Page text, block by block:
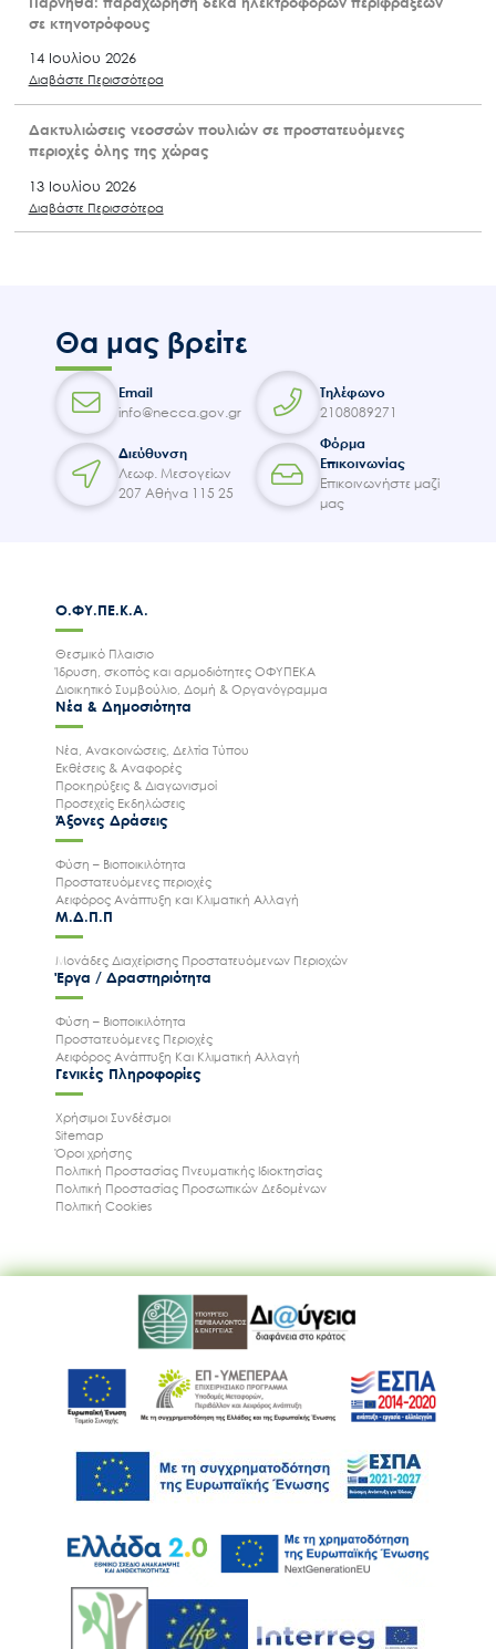
Ακολουθήστε μας
σε κτηνοτρόφους
14 Ιουλίου 2026
Διαβάστε Περισσότερα
Δακτυλιώσεις νεοσσών πουλιών σε προστατευόμενες
περιοχές όλης της χώρας
13 Ιουλίου 2026
Διαβάστε Περισσότερα
Θα μας βρείτε
Email
info@necca.gov.gr
Τηλέφωνο
2108089271
Διεύθυνση
Λεωφ. Μεσογείων
207 Αθήνα 115 25
Φόρμα
Επικοινωνίας
Επικοινωνήστε μαζί
μας
Ο.ΦΥ.ΠΕ.Κ.Α.
Θεσμικό Πλαισιο
Ίδρυση, σκοπός και αρμοδιότητες ΟΦΥΠΕΚΑ
Διοικητικό Συμβούλιο, Δομή & Οργανόγραμμα
Νέα & Δημοσιότητα
Νέα, Ανακοινώσεις, Δελτία Τύπου
Εκθέσεις & Αναφορές
Προκηρύξεις & Διαγωνισμοί
Προσεχείς Εκδηλώσεις
Άξονες Δράσεις
Φύση – Βιοποικιλότητα
Προστατευόμενες περιοχές
Αειφόρος Ανάπτυξη και Κλιματική Αλλαγή
Μ.Δ.Π.Π
Μονάδες Διαχείρισης Προστατευόμενων Περιοχών
Έργα / Δραστηριότητα
Φύση – Βιοποικιλότητα
Προστατευόμενες Περιοχές
Αειφόρος Ανάπτυξη Και Κλιματική Αλλαγή
Γενικές Πληροφορίες
Χρήσιμοι Συνδέσμοι
Sitemap
Όροι χρήσης
Πολιτική Προστασίας Πνευματικής Ιδιοκτησίας
Πολιτική Προστασίας Προσωπικών Δεδομένων
Πολιτική Cookies